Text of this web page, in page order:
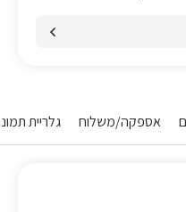
אספקה/משלוח גלריית